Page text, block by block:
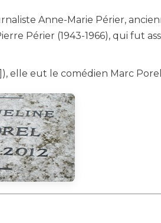
Anne-Marie Périer,
Périer (1943-1966), qui fut
] ), elle eut le comédien Marc